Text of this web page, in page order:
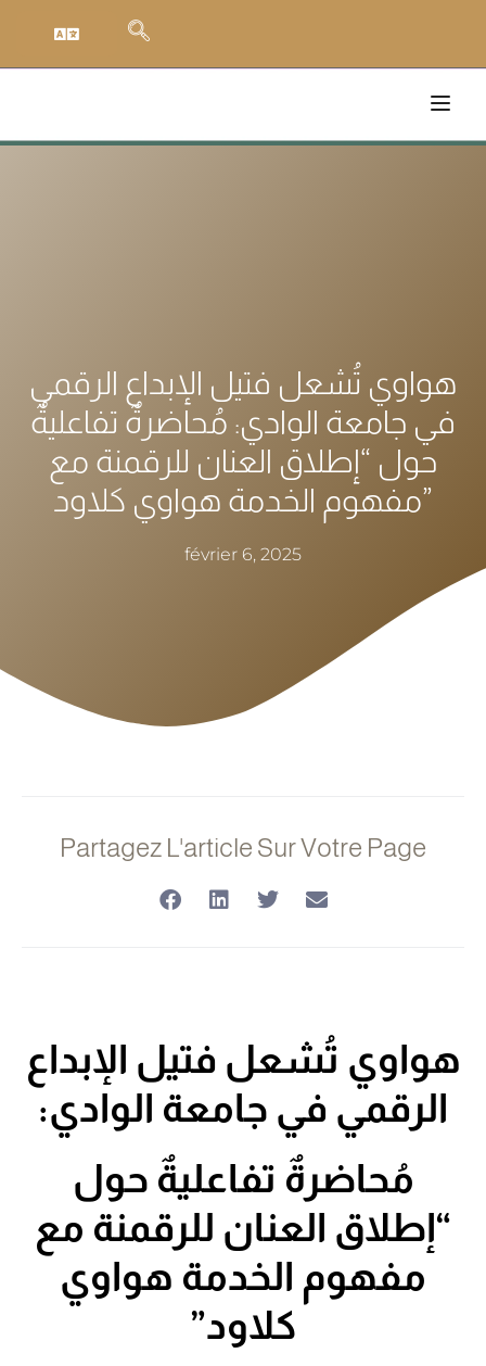
هواوي تُشعل فتيل الإبداع الرقمي
في جامعة الوادي: مُحاضرةٌ تفاعليةٌ
حول “إطلاق العنان للرقمنة مع
مفهوم الخدمة هواوي كلاود”
février 6, 2025
Partagez L'article Sur Votre Page
هواوي تُشعل فتيل الإبداع
الرقمي في جامعة الوادي:
مُحاضرةٌ تفاعليةٌ حول
“إطلاق العنان للرقمنة مع
مفهوم الخدمة هواوي
كلاود”